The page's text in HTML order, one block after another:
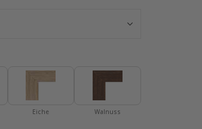
Eiche Walnuss